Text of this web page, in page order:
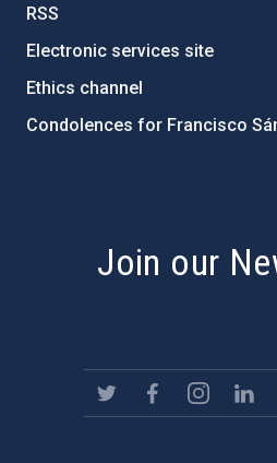
RSS
Electronic services site
Ethics channel
Condolences for Francisco
Join our